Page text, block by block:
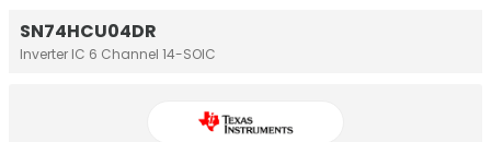
SN74HCU04DR
Inverter IC 6 Channel 14-SOIC